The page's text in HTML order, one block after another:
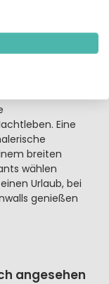
die
wenige
es viele
reiten oder
Eine
breiten
wählen
Urlaub, bei
genießen
angesehen